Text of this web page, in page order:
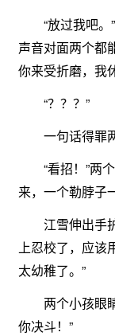
“放过我吧。”
声音对面两个都
你来受折磨，我
“？？？”
一句话得罪两
“看招！”两个
来，一个勒脖子
江雪伸出手护
上忍校了，应该
太幼稚了。”
两个小孩眼睛
你决斗！”